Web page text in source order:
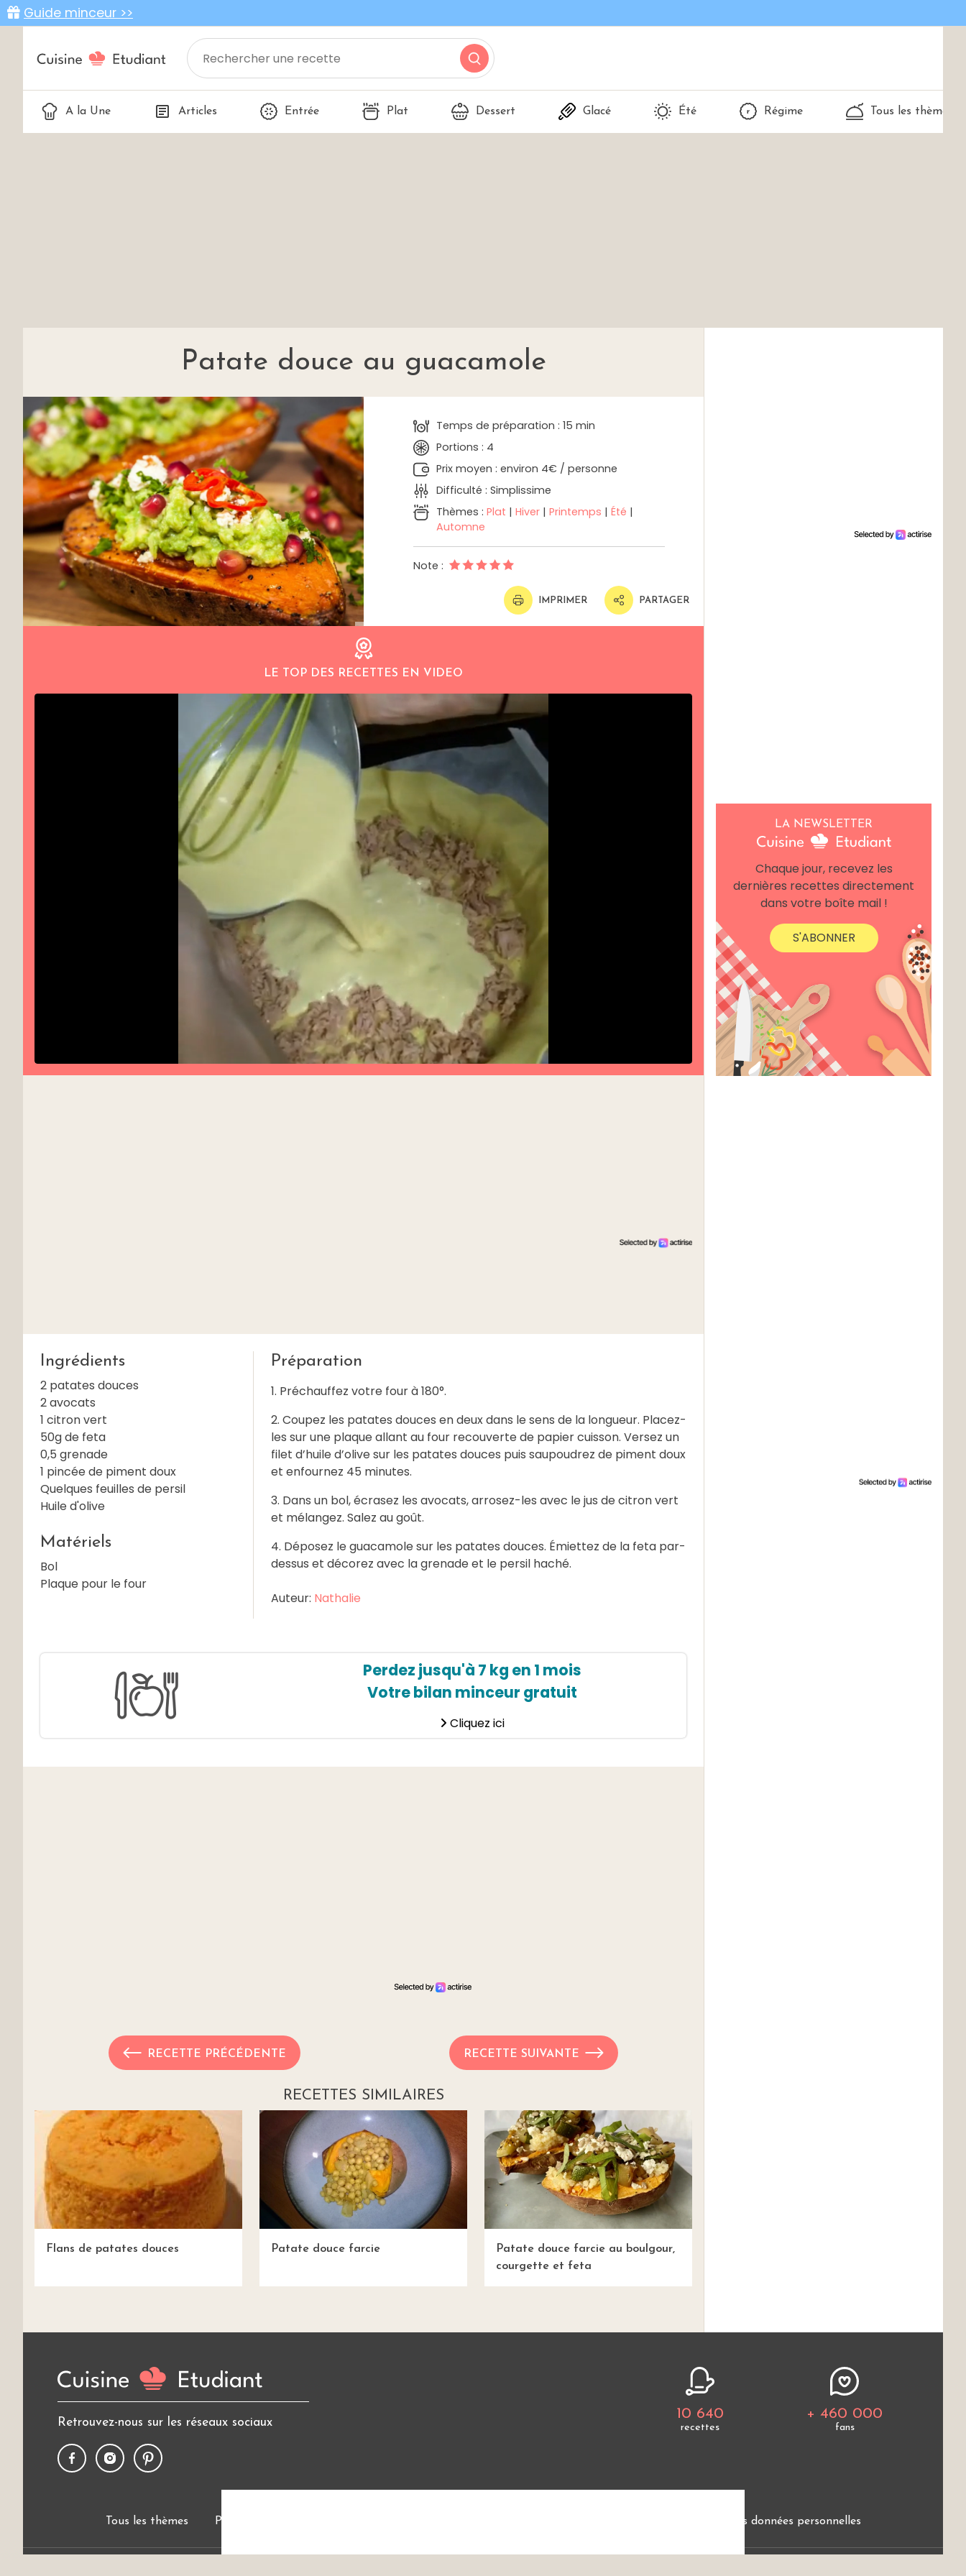
Guide minceur >>
A la Une Articles Entrée Plat Dessert Glacé Été Régime Tous les thèmes
Patate douce au guacamole
Temps de préparation : 15 min
Portions : 4
Prix moyen : environ 4€ / personne
Difficulté : Simplissime
Thèmes :Plat |Hiver |Printemps |Été |
Automne
Note :
IMPRIMER PARTAGER
LE TOP DES RECETTES EN VIDEO
Ingrédients
2 patates douces
2 avocats
1 citron vert
50g de feta
0,5 grenade
1 pincée de piment doux
Quelques feuilles de persil
Huile d'olive
Matériels
Bol
Plaque pour le four
Préparation
1. Préchauffez votre four à 180°.
2. Coupez les patates douces en deux dans le sens de la longueur. Placez-
les sur une plaque allant au four recouverte de papier cuisson. Versez un
filet d’huile d’olive sur les patates douces puis saupoudrez de piment doux
et enfournez 45 minutes.
3. Dans un bol, écrasez les avocats, arrosez-les avec le jus de citron vert
et mélangez. Salez au goût.
4. Déposez le guacamole sur les patates douces. Émiettez de la feta par-
dessus et décorez avec la grenade et le persil haché.
Auteur: Nathalie
Perdez jusqu'à 7 kg en 1 mois
Votre bilan minceur gratuit
Cliquez ici
RECETTE PRÉCÉDENTE RECETTE SUIVANTE
RECETTES SIMILAIRES
Flans de patates douces Patate douce farcie
Patate douce farcie au boulgour,
courgette et feta
LA NEWSLETTER
Chaque jour, recevez les
dernières recettes directement
dans votre boîte mail !
S'ABONNER
Retrouvez-nous sur les réseaux sociaux
10 640
recettes
+ 460 000
fans
Tous les thèmes Politique de cookies Protection des données personnelles